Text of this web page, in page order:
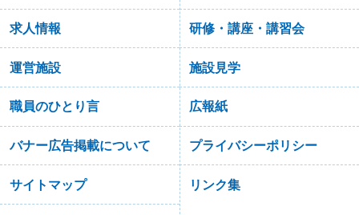
求人情報 研修・講座・講習会
運営施設 施設見学
職員のひとり言 広報紙
バナー広告掲載について プライバシーポリシー
サイトマップ リンク集